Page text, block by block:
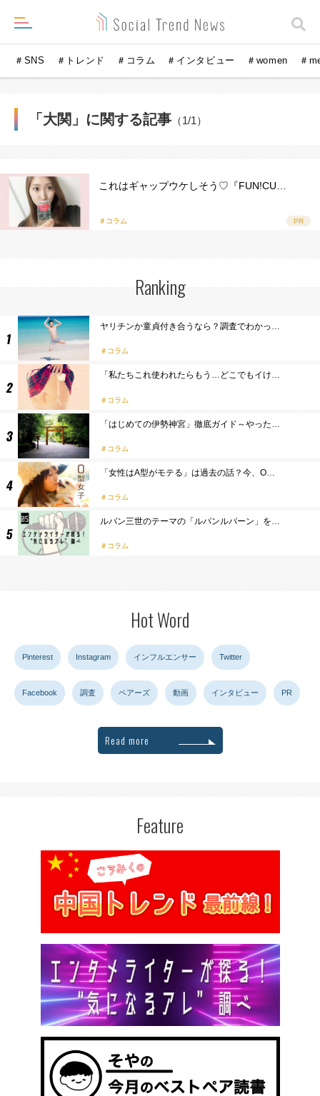
＃SNS ＃トレンド ＃コラム ＃インタビュー ＃women ＃
「大関」に関する記事 （1/1）
これはギャップウケしそう♡『FUN!CU…
＃コラム PR
Ranking
ヤリチンか童貞付き合うなら？調査でわかっ…
コラム
「私たちこれ使われたらもう…どこでもイけ…
コラム
「はじめての伊勢神宮」徹底ガイド～やった…
コラム
「女性はA型がモテる」は過去の話？今、O…
コラム
ルパン三世のテーマの「ルパンルパーン」を…
コラム
Hot Word
Pinterest Instagram インフルエンサー Twitter
Facebook 調査 ペアーズ 動画 インタビュー PR
Read more
Feature